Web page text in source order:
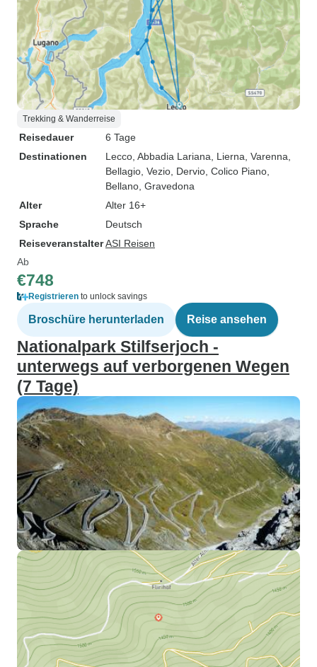
Trekking & Wanderreise
Reisedauer
6 Tage
Destinationen
Lecco , Abbadia Lariana , Lierna , Varenna
Bellagio , Vezio , Dervio , Colico Piano
Bellano , Gravedona
Alter
Alter 16+
Sprache
Deutsch
ReiseveranstalterASI Reisen
Ab
€748
Registrieren to unlock savings
Broschüre herunterladen Reise ansehen
Nationalpark Stilfserjoch -
unterwegs auf verborgenen Wegen
(7 Tage)